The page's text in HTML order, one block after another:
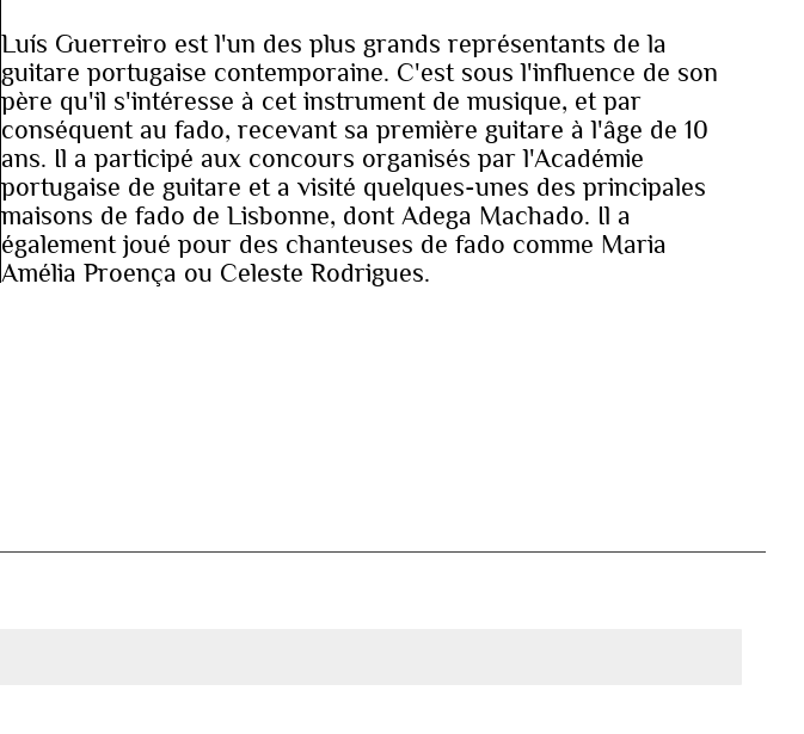
Luís Guerreiro est l'un des plus grands représentants de la
guitare portugaise contemporaine. C'est sous l'influence de son
père qu'il s'intéresse à cet instrument de musique, et par
conséquent au fado, recevant sa première guitare à l'âge de 10
ans. Il a participé aux concours organisés par l'Académie
portugaise de guitare et a visité quelques-unes des principales
maisons de fado de Lisbonne, dont Adega Machado. Il a
également joué pour des chanteuses de fado comme Maria
Amélia Proença ou Celeste Rodrigues.